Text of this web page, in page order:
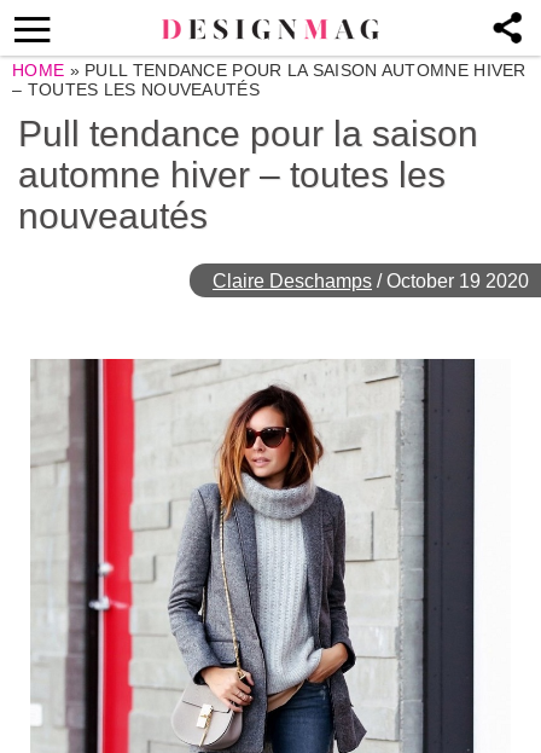
HOME » PULL TENDANCE POUR LA SAISON AUTOMNE HIVER
– TOUTES LES NOUVEAUTÉS
Pull tendance pour la saison
automne hiver – toutes les
nouveautés
Claire Deschamps /October 19 2020